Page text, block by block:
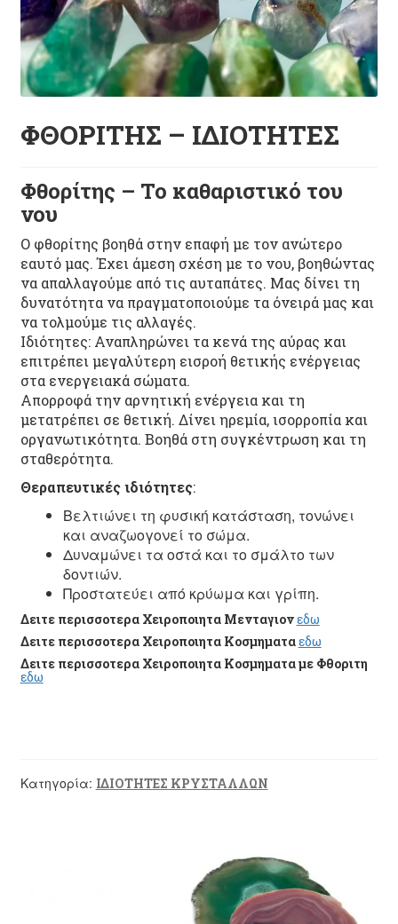
ΦΘΟΡΙΤΗΣ – ΙΔΙΟΤΗΤΕΣ
Φθορίτης – Το καθαριστικό του
νου
Ο φθορίτης βοηθά στην επαφή με τον ανώτερο
εαυτό μας. Έχει άμεση σχέση με το νου, βοηθώντας
να απαλλαγούμε από τις αυταπάτες. Μας δίνει τη
δυνατότητα να πραγματοποιούμε τα όνειρά μας και
να τολμούμε τις αλλαγές.
Ιδιότητες: Αναπληρώνει τα κενά της αύρας και
επιτρέπει μεγαλύτερη εισροή θετικής ενέργειας
στα ενεργειακά σώματα.
Απορροφά την αρνητική ενέργεια και τη
μετατρέπει σε θετική. Δίνει ηρεμία, ισορροπία και
οργανωτικότητα. Βοηθά στη συγκέντρωση και τη
σταθερότητα.
Θεραπευτικές ιδιότητες:
Βελτιώνει τη φυσική κατάσταση, τονώνει
και αναζωογονεί το σώμα.
Δυναμώνει τα οστά και το σμάλτο των
δοντιών.
Προστατεύει από κρύωμα και γρίπη.
Δειτε περισσοτερα Χειροποιητα Μενταγιονεδω
Δειτε περισσοτερα Χειροποιητα Κοσμηματαεδω
Δειτε περισσοτερα Χειροποιητα Κοσμηματα με Φθοριτη
εδω
Κατηγορία: ΙΔΙΟΤΗΤΕΣ ΚΡΥΣΤΑΛΛΩΝ